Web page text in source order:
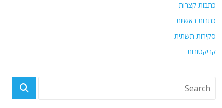
כתבות קצרות
כתבות ראשיות
סקירות תשתית
קריקטורות